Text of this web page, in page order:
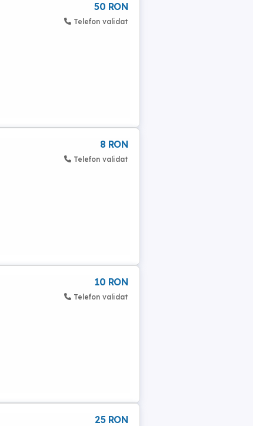
50 RON
Telefon validat
8 RON
Telefon validat
10 RON
Telefon validat
25 RON